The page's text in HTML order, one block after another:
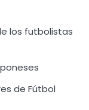
los futbolistas
de Fútbol